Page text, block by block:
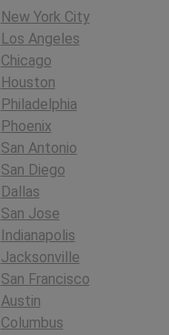
New York City
Los Angeles
Chicago
Houston
Philadelphia
Phoenix
San Antonio
San Diego
Dallas
San Jose
Indianapolis
Jacksonville
San Francisco
Austin
Columbus